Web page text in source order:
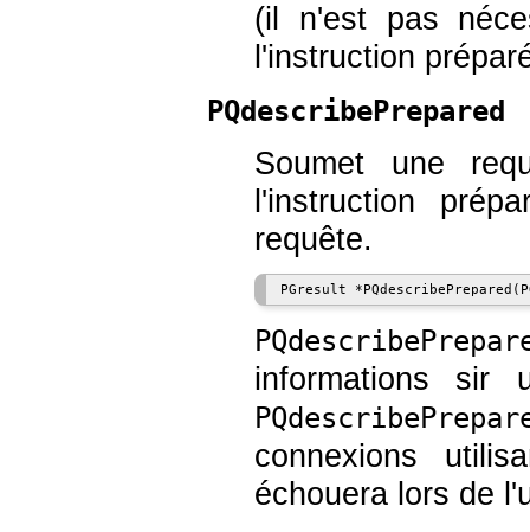
(il n'est pas
l'instruction
PQdescribePrepared
Soumet une
l'instruction
requête.
informations sir
connexions
échouera lors de